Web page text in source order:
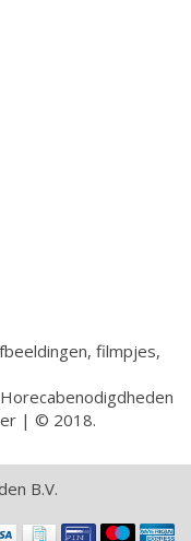
filmpjes,
| © 2018.
B.V.